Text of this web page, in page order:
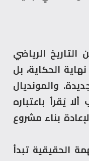
الرياضي
الحكاية، بل
والمونديال
يُقرأ باعتباره
بناء مشروع
الحقيقية تبدأ